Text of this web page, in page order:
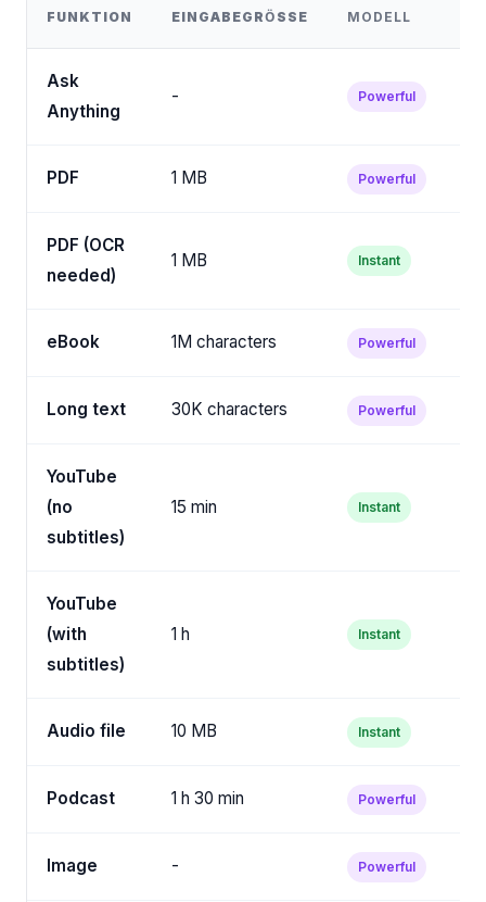
FUNKTION EINGABEGRÖSSE MODELL
Ask
Anything
- Powerful
PDF 1 MB Powerful
PDF (OCR
needed)
1 MB Instant
eBook 1M characters Powerful
Long text 30K characters Powerful
YouTube
(no
subtitles)
15 min Instant
YouTube
(with
subtitles)
1 h Instant
Audio file 10 MB Instant
Podcast 1 h 30 min Powerful
Image - Powerful